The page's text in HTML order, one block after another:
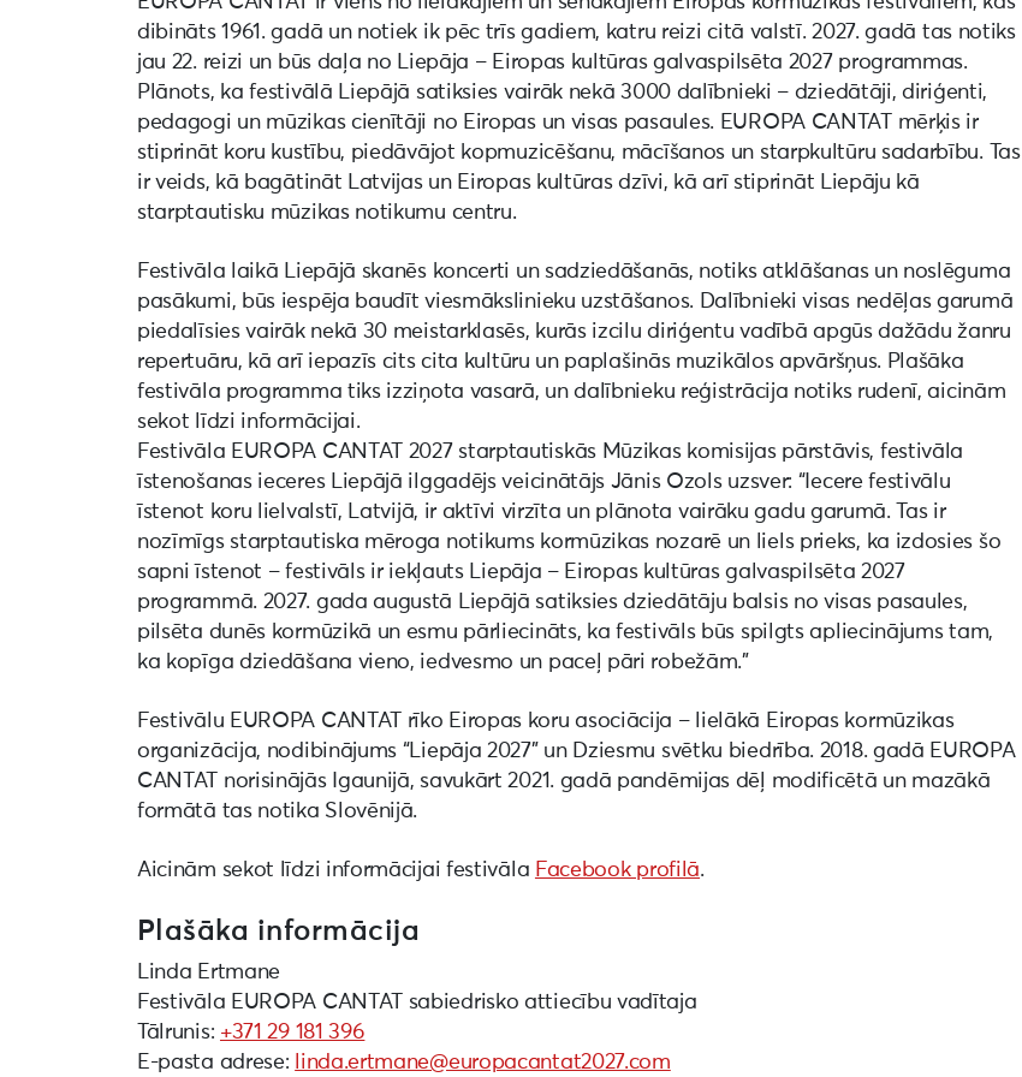
dibināts 1961. gadā un notiek ik pēc trīs gadiem, katru reizi citā valstī. 2027. gadā tas notiks
jau 22. reizi un būs daļa no Liepāja – Eiropas kultūras galvaspilsēta 2027 programmas.
Plānots, ka festivālā Liepājā satiksies vairāk nekā 3000 dalībnieki – dziedātāji, diriģenti,
pedagogi un mūzikas cienītāji no Eiropas un visas pasaules. EUROPA CANTAT mērķis ir
stiprināt koru kustību, piedāvājot kopmuzicēšanu, mācīšanos un starpkultūru sadarbību. Tas
ir veids, kā bagātināt Latvijas un Eiropas kultūras dzīvi, kā arī stiprināt Liepāju kā
starptautisku mūzikas notikumu centru.
Festivāla laikā Liepājā skanēs koncerti un sadziedāšanās, notiks atklāšanas un noslēguma
pasākumi, būs iespēja baudīt viesmākslinieku uzstāšanos. Dalībnieki visas nedēļas garumā
piedalīsies vairāk nekā 30 meistarklasēs, kurās izcilu diriģentu vadībā apgūs dažādu žanru
repertuāru, kā arī iepazīs cits cita kultūru un paplašinās muzikālos apvāršņus. Plašāka
festivāla programma tiks izziņota vasarā, un dalībnieku reģistrācija notiks rudenī, aicinām
sekot līdzi informācijai.
Festivāla EUROPA CANTAT 2027 starptautiskās Mūzikas komisijas pārstāvis, festivāla
īstenošanas ieceres Liepājā ilggadējs veicinātājs Jānis Ozols uzsver: “Iecere festivālu
īstenot koru lielvalstī, Latvijā, ir aktīvi virzīta un plānota vairāku gadu garumā. Tas ir
nozīmīgs starptautiska mēroga notikums kormūzikas nozarē un liels prieks, ka izdosies šo
sapni īstenot – festivāls ir iekļauts Liepāja – Eiropas kultūras galvaspilsēta 2027
programmā. 2027. gada augustā Liepājā satiksies dziedātāju balsis no visas pasaules,
pilsēta dunēs kormūzikā un esmu pārliecināts, ka festivāls būs spilgts apliecinājums tam,
ka kopīga dziedāšana vieno, iedvesmo un paceļ pāri robežām.”
Festivālu EUROPA CANTAT rīko Eiropas koru asociācija – lielākā Eiropas kormūzikas
organizācija, nodibinājums “Liepāja 2027” un Dziesmu svētku biedrība. 2018. gadā EUROPA
CANTAT norisinājās Igaunijā, savukārt 2021. gadā pandēmijas dēļ modificētā un mazākā
formātā tas notika Slovēnijā.
Aicinām sekot līdzi informācijai festivāla Facebook profilā.
Plašāka informācija
Linda Ertmane
Festivāla EUROPA CANTAT sabiedrisko attiecību vadītaja
Tālrunis: +371 29 181 396
E-pasta adrese:
linda.ertmane@europacantat2027.com